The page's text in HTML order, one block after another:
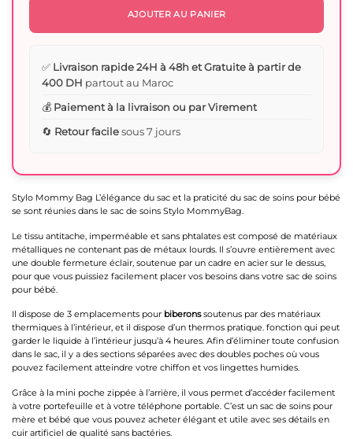
Stylo Mommy Bag L’élégance du sac et la praticité du sac de soins pour bébé
se sont réunies dans le sac de soins Stylo MommyBag.
Le tissu antitache, imperméable et sans phtalates est composé de matériaux
métalliques ne contenant pas de métaux lourds. Il s’ouvre entièrement avec
une double fermeture éclair, soutenue par un cadre en acier sur le dessus,
pour que vous puissiez facilement placer vos besoins dans votre sac de soins
pour bébé.
Il dispose de 3 emplacements pour biberonssoutenus par des matériaux
thermiques à l’intérieur, et il dispose d’un thermos pratique. fonction qui peut
garder le liquide à l’intérieur jusqu’à 4 heures. Afin d’éliminer toute confusion
dans le sac, il y a des sections séparées avec des doubles poches où vous
pouvez facilement atteindre votre chiffon et vos lingettes humides.
Grâce à la mini poche zippée à l’arrière, il vous permet d’accéder facilement
à votre portefeuille et à votre téléphone portable. C’est un sac de soins pour
mère et bébé que vous pouvez acheter élégant et utile avec ses détails en
cuir artificiel de qualité sans bactéries.
AJOUTER AU PANIER
✅ Livraison rapide 24H à 48h et Gratuite à partir de
400 DH partout au Maroc
💰 Paiement à la livraison ou par Virement
🔄 Retour facilesous 7 jours